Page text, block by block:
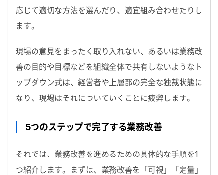
応じて適切な方法を選んだり、適宜組み合わせたりし
ます。
現場の意見をまったく取り入れない、あるいは業務改
善の目的や目標などを組織全体で共有しないようなト
ップダウン式は、経営者や上層部の完全な独裁状態に
なり、現場はそれについていくことに疲弊します。
5つのステップで完了する業務改善
それでは、業務改善を進めるための具体的な手順を1
つ紹介します。まずは、業務改善を「可視」「定量」